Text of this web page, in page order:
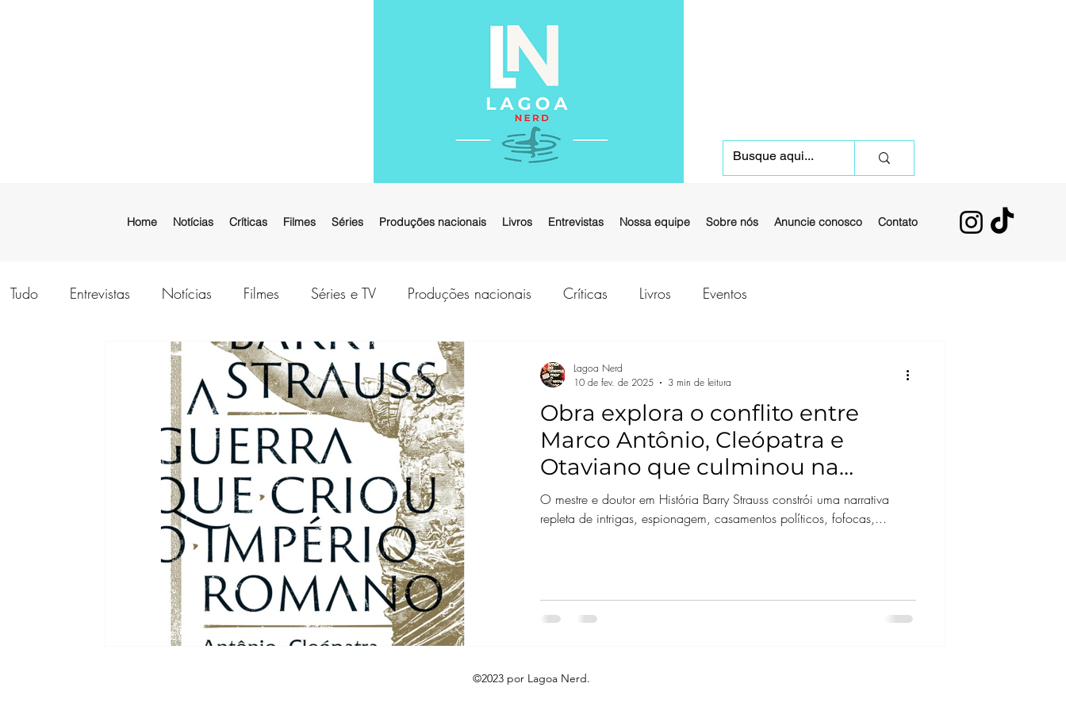
Home Notícias Críticas Filmes Séries Produções nacionais Livros Entrevistas Nossa equipe Sobre nós Anuncie conosco Contato
Tudo Entrevistas Notícias Filmes Séries e TV Produções nacionais Críticas Livros Eventos
Obra explora o conflito entre
Marco Antônio, Cleópatra e
Otaviano que culminou na
criação do Império Romano
O mestre e doutor em História Barry Strauss constrói uma narrativa
repleta de intrigas, espionagem, casamentos políticos, fofocas,...
Lagoa Nerd
10 de fev. de 2025
3 min de leitura
©2023 por Lagoa Nerd.